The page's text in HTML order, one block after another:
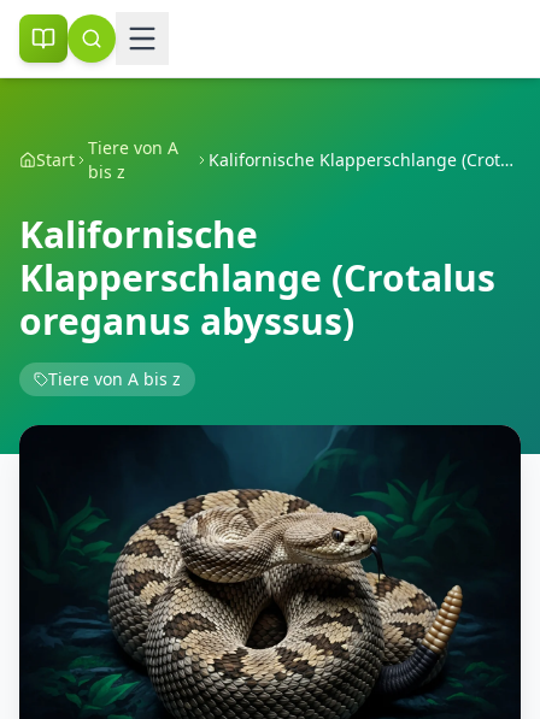
Start
Tiere von A
bis z
Kalifornische Klapperschlange (Crotalus oreganus abyssus)
Kalifornische
Klapperschlange (Crotalus
oreganus abyssus)
Tiere von A bis z